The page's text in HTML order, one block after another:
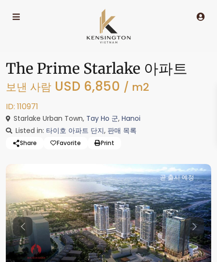
The Prime Starlake 아파트
보낸 사람 USD 6,850 / m2
ID: 110971
Starlake Urban Town, Tay Ho 군, Hanoi
Listed in: 타이호 아파트 단지, 판매 목록
Share Favorite Print
곧 출시 예정
Previous